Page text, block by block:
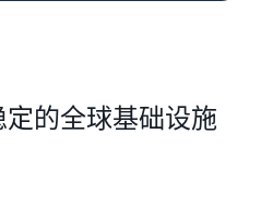
的全球基础设施